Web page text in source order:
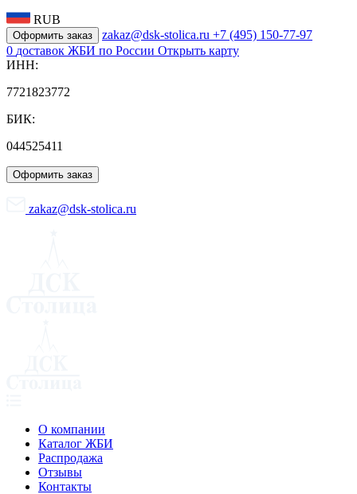
RUB
Оформить заказ zakaz@dsk-stolica.ru +7 (495) 150-77-97
0 доставок ЖБИ по России Открыть карту
ИНН:
7721823772
БИК:
044525411
Оформить заказ
zakaz@dsk-stolica.ru
О компании
Каталог ЖБИ
Распродажа
Отзывы
Контакты